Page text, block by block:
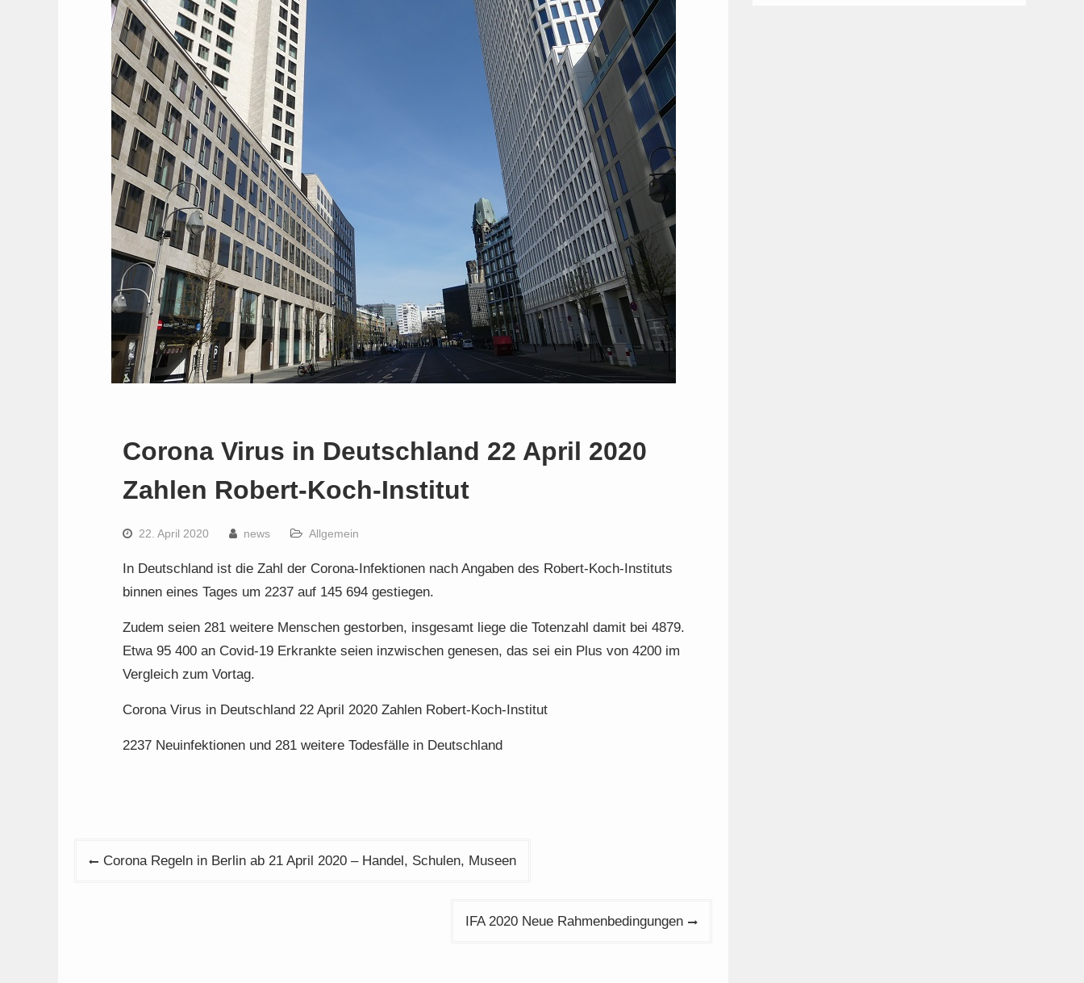
Corona Virus in Deutschland 22 April 2020
Zahlen Robert-Koch-Institut
22. April 2020 news Allgemein
In Deutschland ist die Zahl der Corona-Infektionen nach Angaben des Robert-Koch-Instituts
binnen eines Tages um 2237 auf 145 694 gestiegen.
Zudem seien 281 weitere Menschen gestorben, insgesamt liege die Totenzahl damit bei 4879.
Etwa 95 400 an Covid-19 Erkrankte seien inzwischen genesen, das sei ein Plus von 4200 im
Vergleich zum Vortag.
Corona Virus in Deutschland 22 April 2020 Zahlen Robert-Koch-Institut
2237 Neuinfektionen und 281 weitere Todesfälle in Deutschland
Beitragsnavigation
Corona Regeln in Berlin ab 21 April 2020 – Handel, Schulen, Museen
IFA 2020 Neue Rahmenbedingungen